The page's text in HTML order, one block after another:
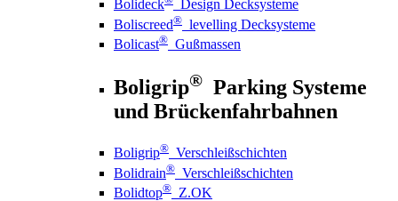
Bolideck
Design Decksysteme
Boliscreed® levelling Decksysteme
Bolicast® Gußmassen
Boligrip® Parking Systeme
und Brückenfahrbahnen
Boligrip® Verschleißschichten
Bolidrain® Verschleißschichten
Bolidtop® Z.OK